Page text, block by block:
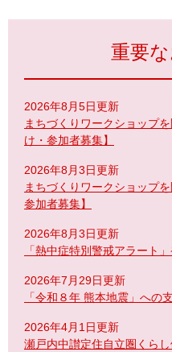
重要
2026年8月5日更新
まちづくりワークショップ
け・参加者募集】
2026年8月3日更新
まちづくりワークショップ
参加者募集】
2026年8月3日更新
「熱中症特別警戒アラート
2026年7月29日更新
「令和８年 熊本地震」への
2026年4月1日更新
瀬戸内中讃定住自立圏くら